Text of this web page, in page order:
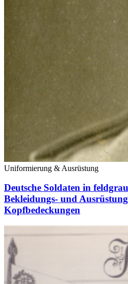
Uniformierung & Ausrüstung
Deutsche Soldaten in
Bekleidungs- und
Kopfbedeckungen